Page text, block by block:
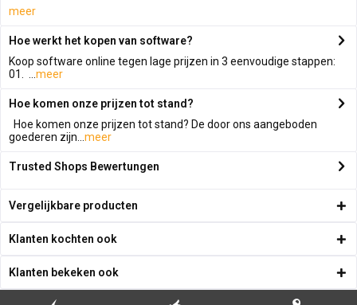
meer
Hoe werkt het kopen van software?
Koop software online tegen lage prijzen in 3 eenvoudige stappen:
01. ... meer
Hoe komen onze prijzen tot stand?
Hoe komen onze prijzen tot stand? De door ons aangeboden
goederen zijn... meer
Trusted Shops Bewertungen
Vergelijkbare producten
Klanten kochten ook
Klanten bekeken ook